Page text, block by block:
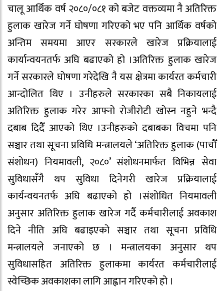
चालू आर्थिक वर्ष २०८०/०८१ को बजेट वक्तव्यमा नै अतिरिक्त
हुलाक खारेज गर्ने घोषणा गरिएको भए पनि आर्थिक वर्षको
अन्तिम समयमा आएर सरकारले खारेज प्रक्रियालाई
कार्यान्वयनतर्फ अघि बढाएको हो ।अतिरिक्त हुलाक खारेज
गर्ने सरकारले घोषणा गरेदेखि नै यस क्षेत्रमा कार्यरत कर्मचारी
आन्दोलित थिए । उनीहरुले सरकारका सबै निकायलाई
अतिरिक्त हुलाक गरेर आफ्नो रोजीरोटी खोस्न नहुने भन्दै
दबाब दिदैँ आएको थिए ।उनीहरुको दबाबका विचमा पनि
सञ्चार तथा सूचना प्रविधि मन्त्रालयले ‘अतिरिक्त हुलाक (पाचौँ
संशोधन) नियमावली, २०८०’ संशोधनमार्फत विभिन्न सेवा
सुविधासँगै थप सुविधा दिनेगरी खारेज प्रक्रियालाई
कार्यन्वयनतर्फ अघि बढाएको हो ।संशोधित नियमावली
अनुसार अतिरिक्त हुलाक खारेज गर्दै कर्मचारीलाई अवकाश
दिने नीति अघि बढाइएको सञ्चार तथा सूचना प्रविधि
मन्त्रालयले जनाएको छ । मन्त्रालयका अनुसार थप
सुविधासहित अतिरिक्त हुलाकमा कार्यरत कर्मचारीलाई
स्वेच्छिक अवकाशका लागि आह्वान गरिएको हो ।